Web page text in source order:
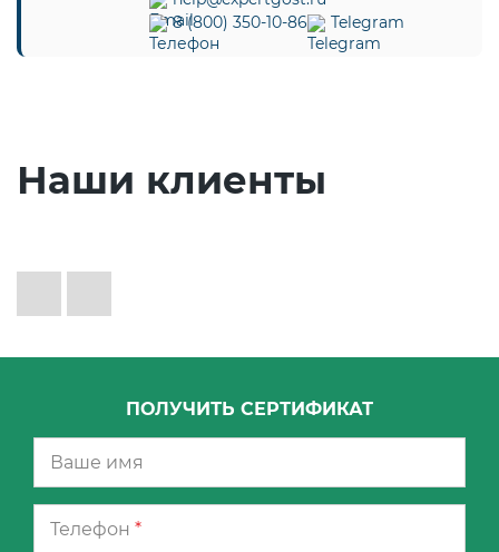
8 (800) 350-10-86
Telegram
Наши клиенты
ПОЛУЧИТЬ СЕРТИФИКАТ
Телефон *